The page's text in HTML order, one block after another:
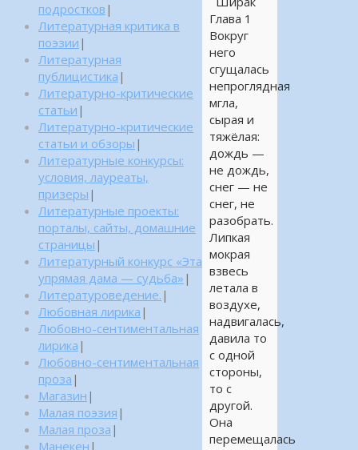
Глава 1
Вокруг
него
сгущалась
непроглядная
мгла,
сырая и
тяжёлая:
дождь —
не дождь,
снег — не
снег, не
разобрать.
Липкая
мокрая
взвесь
летала в
воздухе,
надвигалась,
давила то
с одной
стороны,
то с
другой.
Она
перемещалась
подростков |
Литературная критика в
поэзии |
Литературная
публицистика |
Литературно-критические
статьи |
Литературно-критические
статьи и обзоры |
Литературные конкурсы:
условия, лауреаты,
призеры |
Литературные проекты:
порталы, сайты, домашние
страницы |
Литературный конкурс «Эта
упрямая дама — судьба» |
Литературоведение. |
Любовная лирика |
Любовно-сентиментальная
лирика |
Любовно-сентиментальная
проза |
Магазин |
Малая поэзия |
Малая проза |
Манекен |